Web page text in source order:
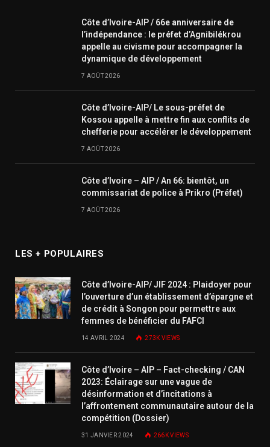
Côte d’Ivoire-AIP / 66e anniversaire de
l’indépendance : le préfet d’Agnibilékrou
appelle au civisme pour accompagner la
dynamique de développement
7 AOÛT 2026
Côte d’Ivoire-AIP/ Le sous-préfet de
Kossou appelle à mettre fin aux conflits de
chefferie pour accélérer le développement
7 AOÛT 2026
Côte d’Ivoire – AIP / An 66: bientôt, un
commissariat de police à Prikro (Préfet)
7 AOÛT 2026
LES + POPULAIRES
Côte d’Ivoire-AIP/ JIF 2024 : Plaidoyer pour
l’ouverture d’un établissement d’épargne et
de crédit à Songon pour permettre aux
femmes de bénéficier du FAFCI
14 AVRIL 2024 273KVIEWS
Côte d’Ivoire – AIP – Fact-checking / CAN
2023: Éclairage sur une vague de
désinformation et d’incitations à
l’affrontement communautaire autour de la
compétition (Dossier)
31 JANVIER 2024 266KVIEWS